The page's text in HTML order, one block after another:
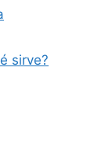
sirve?